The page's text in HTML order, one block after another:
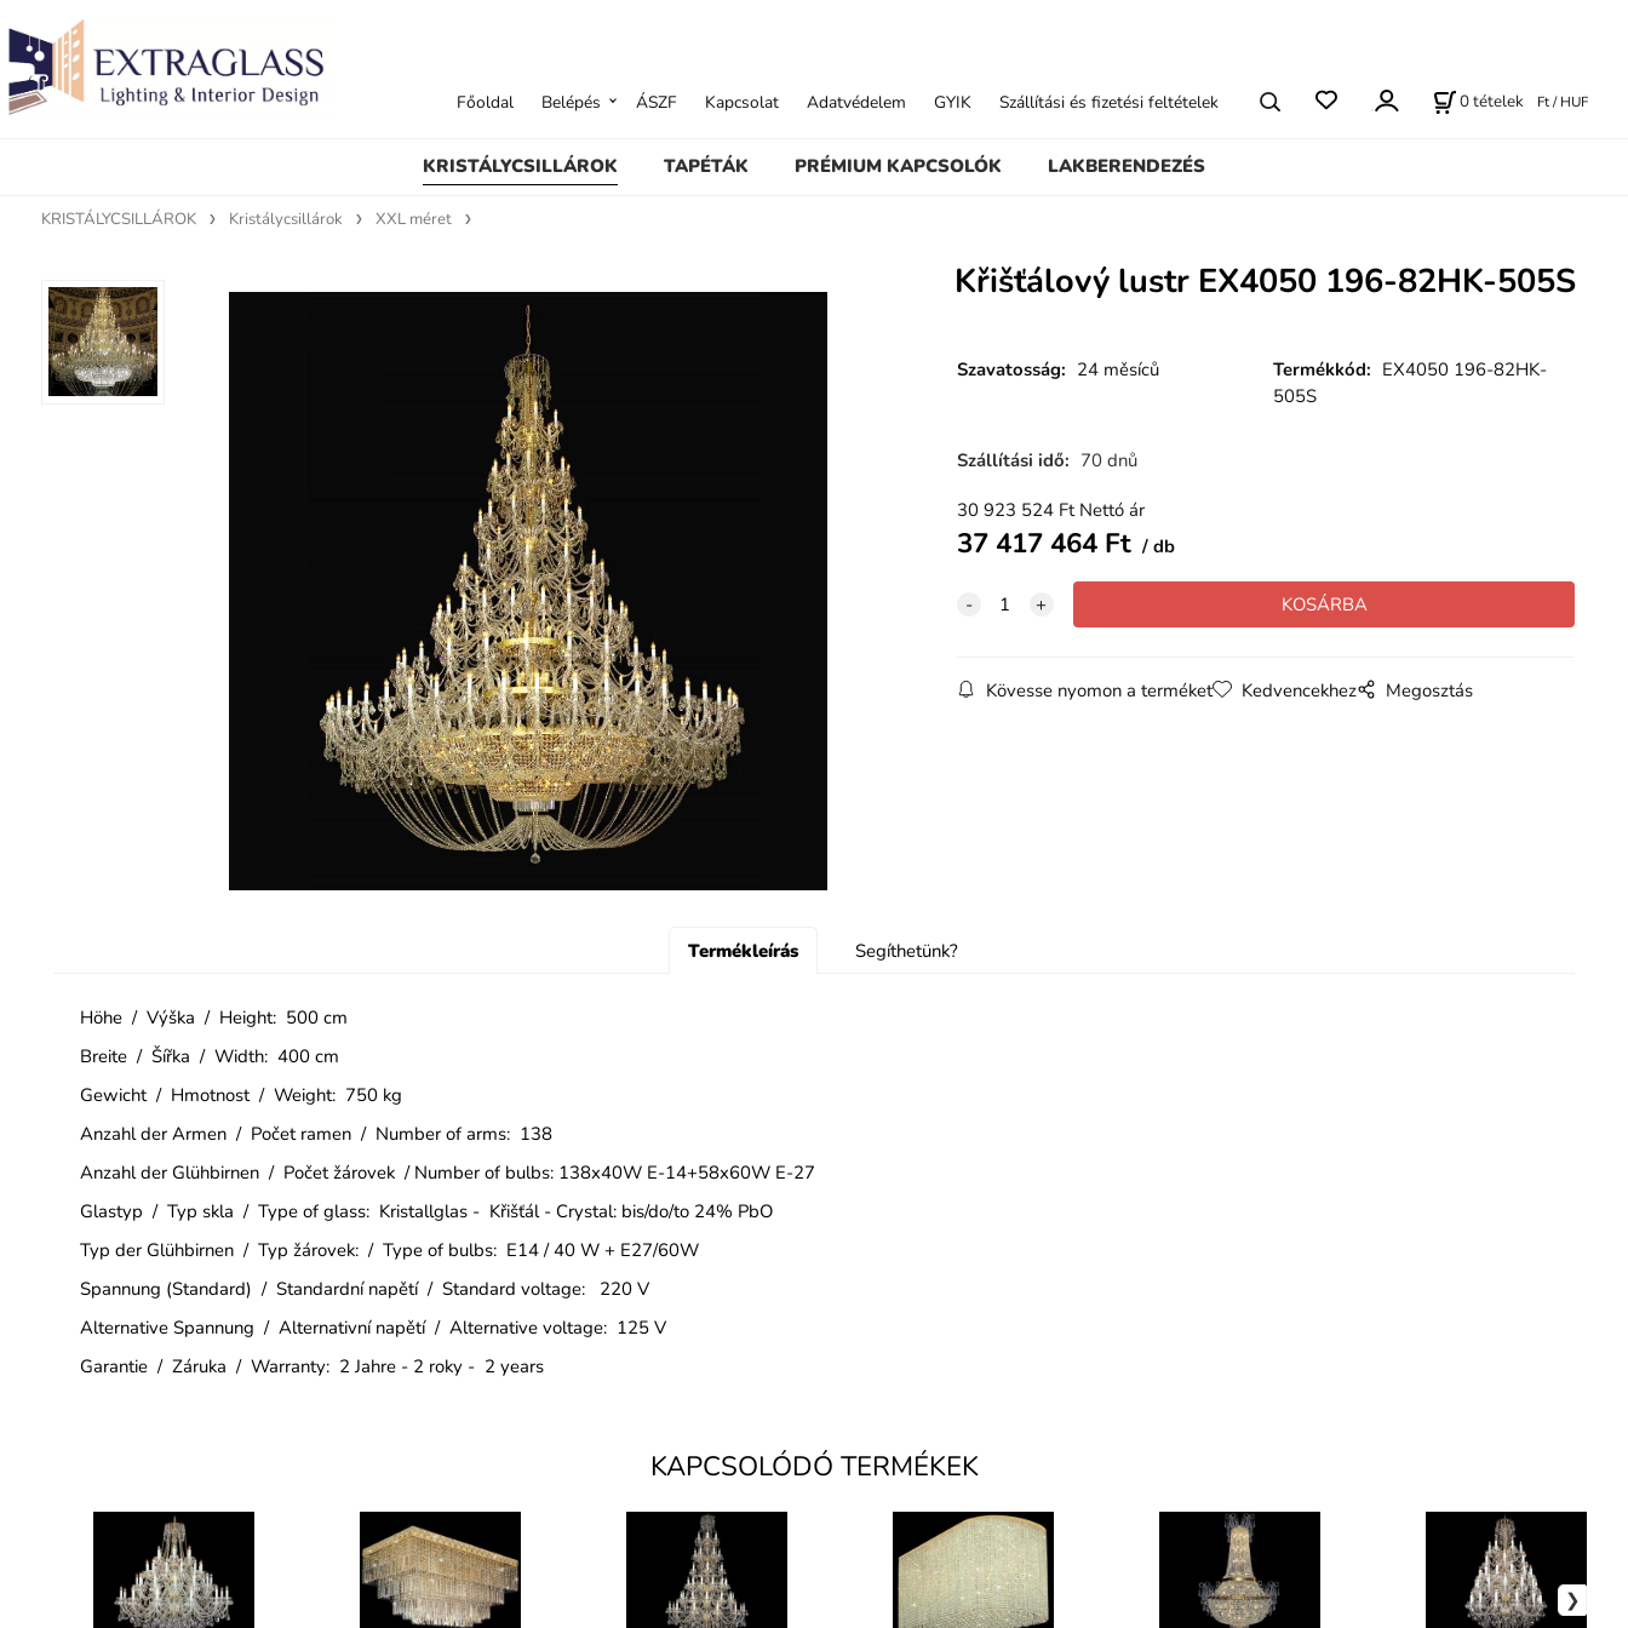
KRISTÁLYCSILLÁROK TAPÉTÁK PRÉMIUM KAPCSOLÓK LAKBERENDEZÉS
Főoldal Belépés ÁSZF Kapcsolat Adatvédelem GYIK Szállítási és fizetési feltételek 0tételek Ft / HUF
KRISTÁLYCSILLÁROK Kristálycsillárok XXL méret
Křišťálový lustr EX4050 196-82HK-505S
Szavatosság: 24 měsíců Termékkód: EX4050 196-82HK-
505S
Szállítási idő: 70 dnů
30 923 524Ft Nettó ár
37 417 464Ft db
Kövesse nyomon a terméket Kedvencekhez Megosztás
Termékleírás Segíthetünk?
Höhe / Výška / Height: 500 cm
Breite / Šířka / Width: 400 cm
Gewicht / Hmotnost / Weight: 750 kg
Anzahl der Armen / Počet ramen / Number of arms: 138
Anzahl der Glühbirnen / Počet žárovek / Number of bulbs: 138x40W E-14+58x60W E-27
Glastyp / Typ skla / Type of glass: Kristallglas - Křišťál - Crystal: bis/do/to 24% PbO
Typ der Glühbirnen / Typ žárovek: / Type of bulbs: E14 / 40 W + E27/60W
Spannung (Standard) / Standardní napětí / Standard voltage: 220 V
Alternative Spannung / Alternativní napětí / Alternative voltage: 125 V
Garantie / Záruka / Warranty: 2 Jahre - 2 roky - 2 years
KAPCSOLÓDÓ TERMÉKEK